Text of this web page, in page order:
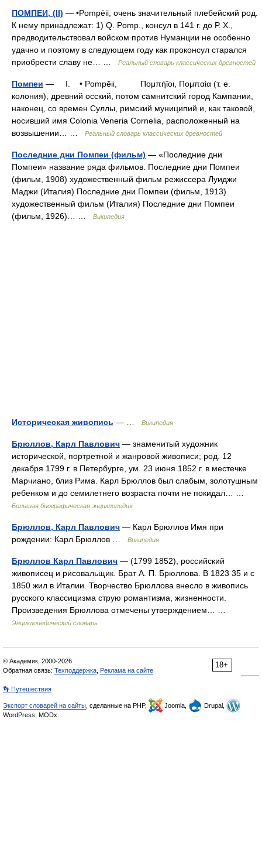
ПОМПЕИ, (II) — •Pompēii, очень значительный плебейский род.
К нему принадлежат: 1) Q. Pomp., консул в 141 г. до Р. X.,
предводительствовал войском против Нуманции не особенно
удачно и поэтому в следующем году как проконсул старался
приобрести славу не… …
Реальный словарь классических древностей
Помпеи — I. • Pompēii, Πομπήϊοι, Πομπαία (т. е.
колония), древний осский, потом самнитский город Кампании,
наконец, со времен Суллы, римский муниципий и, как таковой,
носивший имя Colonia Veneria Cornelia, расположенный на
возвышении… …
Реальный словарь классических древностей
Последние дни Помпеи (фильм) — «Последние дни
Помпеи» название ряда фильмов. Последние дни Помпеи
(фильм, 1908) художественный фильм режиссера Луиджи
Маджи (Италия) Последние дни Помпеи (фильм, 1913)
художественный фильм (Италия) Последние дни Помпеи
(фильм, 1926)… …
Википедия
Историческая живопись — … Википедия
Брюллов, Карл Павлович — знаменитый художник
исторической, портретной и жанровой живописи; род. 12
декабря 1799 г. в Петербурге, ум. 23 июня 1852 г. в местечке
Марчиано, близ Рима. Карл Брюллов был слабым, золотушным
ребенком и до семилетнего возраста почти не покидал… …
Большая биографическая энциклопедия
Брюллов, Карл Павлович — Карл Брюллов Имя при
рождении: Карл Брюллов …
Википедия
Брюллов Карл Павлович — (1799 1852), российский
живописец и рисовальщик. Брат А. П. Брюллова. В 1823 35 и с
1850 жил в Италии. Творчество Брюллова внесло в живопись
русского классицизма струю романтизма, жизненности.
Произведения Брюллова отмечены утверждением… …
Энциклопедический словарь
18+
© Академик, 2000-2026
Обратная связь: Техподдержка Реклама на сайте
👣 Путешествия
Экспорт словарей на сайты , сделанные на PHP, Joomla,
Drupal,
WordPress, MODx.